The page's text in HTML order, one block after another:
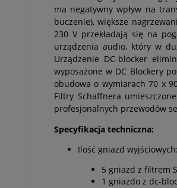
ma negatywny wpływ na
buczenie), większe
230 V przekładają się na
urządzenia audio, który w
Urządzenie DC-blocker
wyposażone w DC Blockery
obudowa o wymiarach 70 x
Filtry Schaffnera
profesjonalnych przewodów
Specyfikacja techniczna:
Ilość gniazd
5 gniazd z filtrem
1 gniazdo z dc-